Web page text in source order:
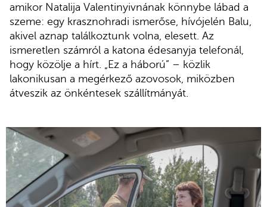
amikor Natalija Valentinyivnának könnybe lábad a
szeme: egy krasznohradi ismerőse, hívójelén Balu,
akivel aznap találkoztunk volna, elesett. Az
ismeretlen számról a katona édesanyja telefonál,
hogy közölje a hírt. „Ez a háború” – közlik
lakonikusan a megérkező azovosok, miközben
átveszik az önkéntesek szállítmányát.